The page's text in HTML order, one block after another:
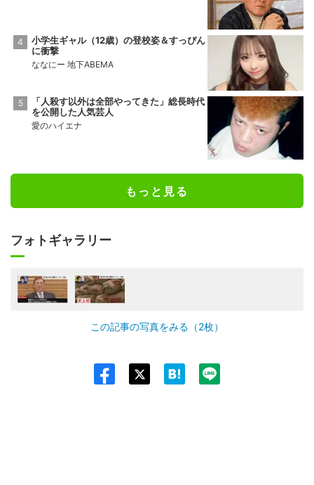
小学生ギャル（12歳）の登校姿＆すっぴん
に衝撃
ななにー 地下ABEMA
「人殺す以外は全部やってきた」総長時代
を公開した人気芸人
愛のハイエナ
もっと見る
フォトギャラリー
この記事の写真をみる（2枚）